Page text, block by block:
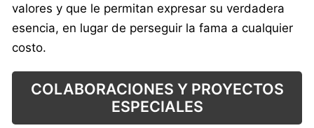
valores y que le permitan expresar su verdadera
esencia, en lugar de perseguir la fama a cualquier
costo.
COLABORACIONES Y PROYECTOS
ESPECIALES